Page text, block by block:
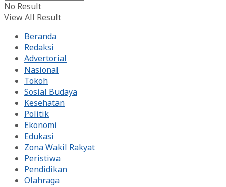
No Result
View All Result
Beranda
Redaksi
Advertorial
Nasional
Tokoh
Sosial Budaya
Kesehatan
Politik
Ekonomi
Edukasi
Zona Wakil Rakyat
Peristiwa
Pendidikan
Olahraga